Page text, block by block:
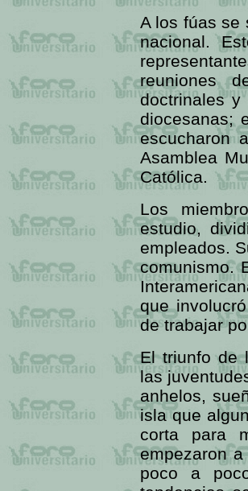
A los fúas se
nacional.
reuniones
doctrinales y
diocesanas;
escucharon
Asamblea
Católica.
Los
estudio,
empleados.
comunismo.
que
de trabajar
El triunfo de
las
anhelos,
isla que
corta para
empezaron
poco a